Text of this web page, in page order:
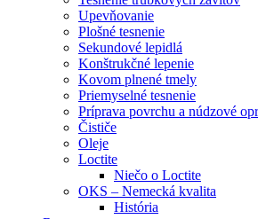
Upevňovanie
Plošné tesnenie
Sekundové lepidlá
Konštrukčné lepenie
Kovom plnené tmely
Priemyselné tesnenie
Príprava povrchu a núdzové
Čističe
Oleje
Loctite
Niečo o Loctite
OKS – Nemecká kvalita
História